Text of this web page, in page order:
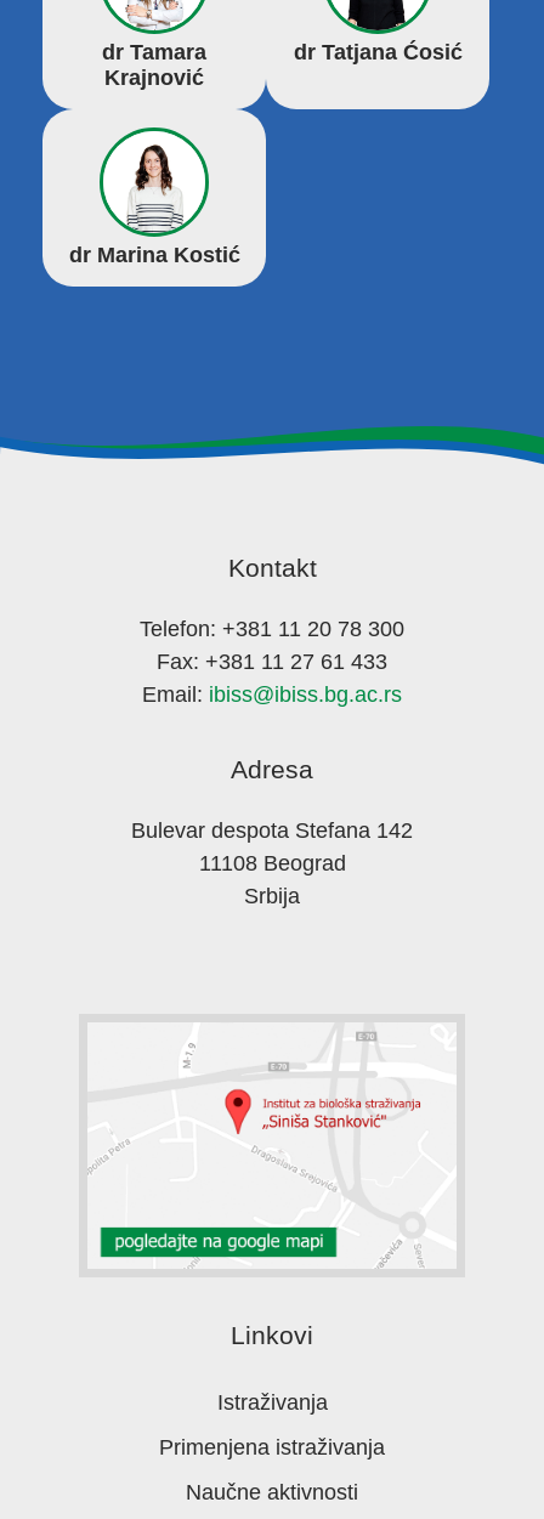
dr Tamara
Krajnović
dr Tatjana Ćosić
dr Marina Kostić
Kontakt
Telefon: +381 11 20 78 300
Fax: +381 11 27 61 433
Email: ibiss@ibiss.bg.ac.rs
Adresa
Bulevar despota Stefana 142
11108 Beograd
Srbija
Linkovi
Istraživanja
Primenjena istraživanja
Naučne aktivnosti